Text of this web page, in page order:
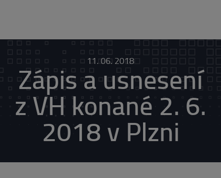
11. 06. 2018
Zápis a usnesení
z VH konané 2. 6.
2018 v Plzni